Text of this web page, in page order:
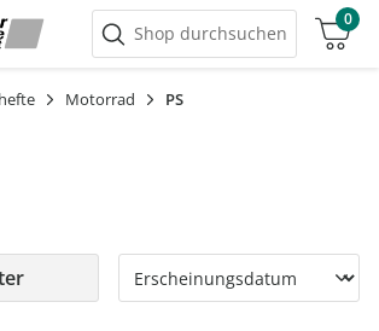
Shop durchsuchen
0
Motorrad PS